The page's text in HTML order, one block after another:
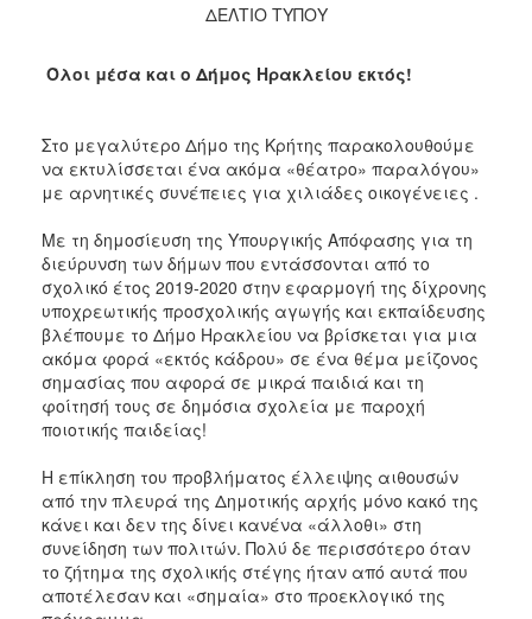
ΔΕΛΤΙΟ ΤΥΠΟΥ
Όλοι μέσα και ο Δήμος Ηρακλείου εκτός!
Στο μεγαλύτερο Δήμο της Κρήτης παρακολουθούμε
να εκτυλίσσεται ένα ακόμα «θέατρο» παραλόγου»
με αρνητικές συνέπειες για χιλιάδες οικογένειες .
Με τη δημοσίευση της Υπουργικής Απόφασης για τη
διεύρυνση των δήμων που εντάσσονται από το
σχολικό έτος 2019-2020 στην εφαρμογή της δίχρονης
υποχρεωτικής προσχολικής αγωγής και εκπαίδευσης
βλέπουμε το Δήμο Ηρακλείου να βρίσκεται για μια
ακόμα φορά «εκτός κάδρου» σε ένα θέμα μείζονος
σημασίας που αφορά σε μικρά παιδιά και τη
φοίτησή τους σε δημόσια σχολεία με παροχή
ποιοτικής παιδείας!
Η επίκληση του προβλήματος έλλειψης αιθουσών
από την πλευρά της Δημοτικής αρχής μόνο κακό της
κάνει και δεν της δίνει κανένα «άλλοθι» στη
συνείδηση των πολιτών. Πολύ δε περισσότερο όταν
το ζήτημα της σχολικής στέγης ήταν από αυτά που
αποτέλεσαν και «σημαία» στο προεκλογικό της